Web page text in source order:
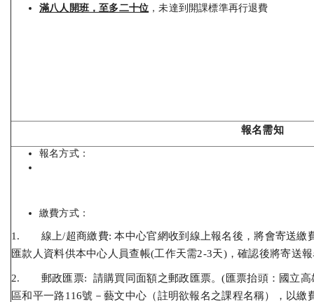
滿八人開班，至多二十位 ，未達到開課標準再行退費
報名需知
報名方式：
繳費方式：
1. 線上/超商繳費: 本中心官網收到線上報名後，將會寄送繳
匯款人資料供本中心人員查帳(工作天需2-3天)，確認後將寄送
2. 郵政匯票: 請購買同面額之郵政匯票。(匯票抬頭：國立高
區和平一路116號－藝文中心（註明欲報名之課程名稱），以